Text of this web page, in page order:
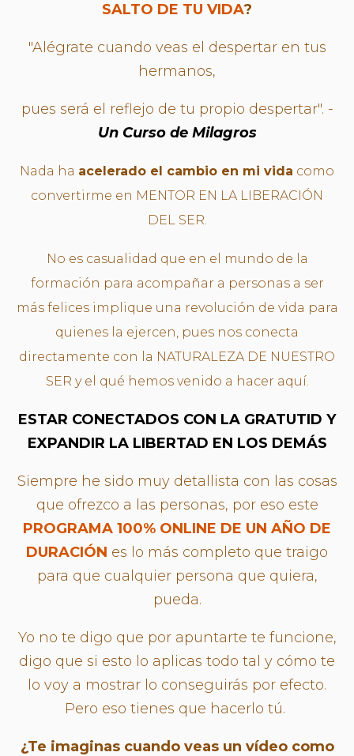
SALTO DE TU VIDA?
"Alégrate cuando veas el despertar en tus
hermanos,
pues será el reflejo de tu propio despertar". -
Un Curso de Milagros
Nada ha acelerado el cambio en mi vida como
convertirme en MENTOR EN LA LIBERACIÓN
DEL SER.
No es casualidad que en el mundo de la
formación para acompañar a personas a ser
más felices implique una revolución de vida para
quienes la ejercen, pues nos conecta
directamente con la NATURALEZA DE NUESTRO
SER y el qué hemos venido a hacer aquí.
ESTAR CONECTADOS CON LA GRATUTID Y
EXPANDIR LA LIBERTAD EN LOS DEMÁS
Siempre he sido muy detallista con las cosas
que ofrezco a las personas, por eso este
PROGRAMA 100% ONLINE DE UN AÑO DE
DURACIÓN es lo más completo que traigo
para que cualquier persona que quiera,
pueda.
Yo no te digo que por apuntarte te funcione,
digo que si esto lo aplicas todo tal y cómo te
lo voy a mostrar lo conseguirás por efecto.
Pero eso tienes que hacerlo tú.
¿Te imaginas cuando veas un vídeo como